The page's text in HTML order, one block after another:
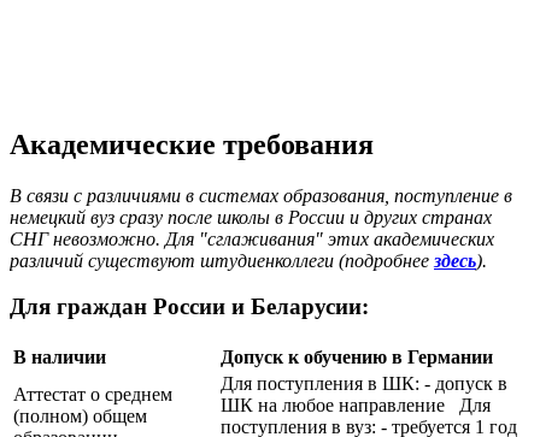
Академические требования
В связи с различиями в системах образования, поступление в
немецкий вуз сразу после школы в России и других странах
СНГ невозможно. Для "сглаживания" этих академических
различий существуют штудиенколлеги (подробнее здесь).
Для граждан России и Беларусии:
В наличии
Допуск к обучению в Германии
Аттестат о среднем
(полном) общем
Для поступления в ШК: - допуск в
ШК на любое направление Для
поступления в вуз: - требуется 1 год